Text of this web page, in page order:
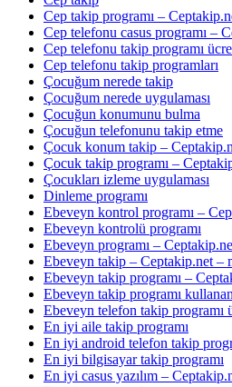
Cep takip programı –
Cep telefonu casus programı –
Cep telefonu takip programı
Cep telefonu takip programları
Çocuğum nerede takip
Çocuğum nerede uygulaması
Çocuğun konumunu bulma
Çocuğun telefonunu takip etme
Çocuk konum takip –
Çocuk takip programı –
Çocukları izleme uygulaması
Dinleme programı
Ebeveyn kontrol programı –
Ebeveyn kontrolü programı
Ebeveyn programı –
Ebeveyn takip – Ceptakip.net –
Ebeveyn takip programı –
Ebeveyn takip programı
Ebeveyn telefon takip programı
En iyi aile takip programı
En iyi android telefon takip
En iyi bilgisayar takip programı
En iyi casus yazılım –